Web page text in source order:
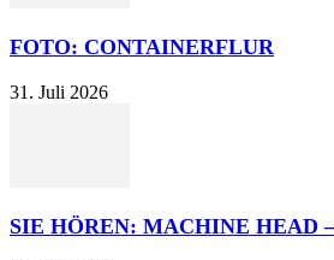
FOTO: CONTAINERFLUR
31. Juli 2026
SIE HÖREN: MACHINE HEAD